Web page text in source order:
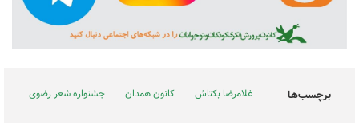
برچسب‌ها غلامرضا بکتاش کانون همدان جشنواره شعر رضوی